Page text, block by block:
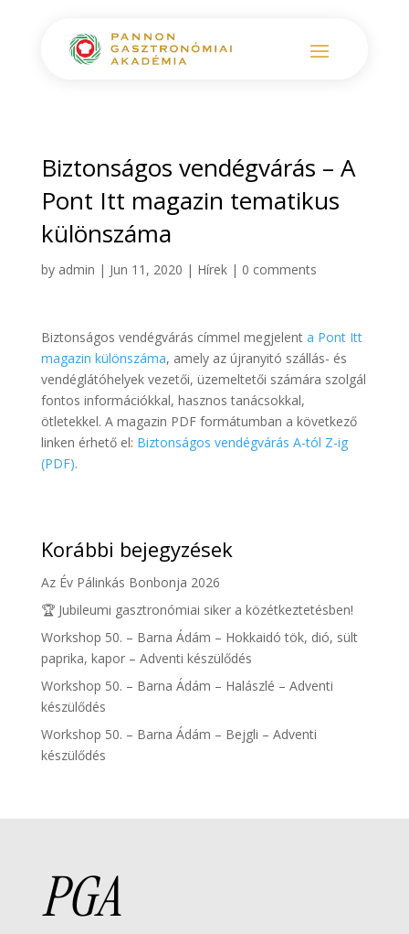
Biztonságos vendégvárás – A
Pont Itt magazin tematikus
különszáma
by admin | Jun 11, 2020 | Hírek| 0 comments
Biztonságos vendégvárás címmel megjelent a Pont Itt
magazin különszáma, amely az újranyitó szállás- és
vendéglátóhelyek vezetői, üzemeltetői számára szolgál
fontos információkkal, hasznos tanácsokkal,
ötletekkel. A magazin PDF formátumban a következő
linken érhető el: Biztonságos vendégvárás A-tól Z-ig
(PDF).
Korábbi bejegyzések
Az Év Pálinkás Bonbonja 2026
🏆 Jubileumi gasztronómiai siker a közétkeztetésben!
Workshop 50. – Barna Ádám – Hokkaidó tök, dió, sült
paprika, kapor – Adventi készülődés
Workshop 50. – Barna Ádám – Halászlé – Adventi
készülődés
Workshop 50. – Barna Ádám – Bejgli – Adventi
készülődés
PGA